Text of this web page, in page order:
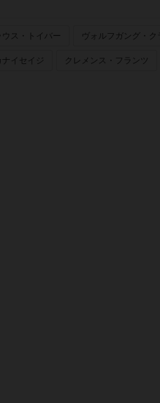
ウス・トイバー ヴォルフガング・ク
ナイセイジ クレメンス・フランツ